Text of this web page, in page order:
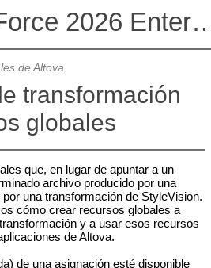
Altova MapForce 2026
de Altova
transformación
globales
que, en lugar de apuntar a un
archivo producido por una
una transformación de StyleVision.
cómo crear recursos globales a
y a usar esos recursos
de Altova.
de una asignación esté disponible